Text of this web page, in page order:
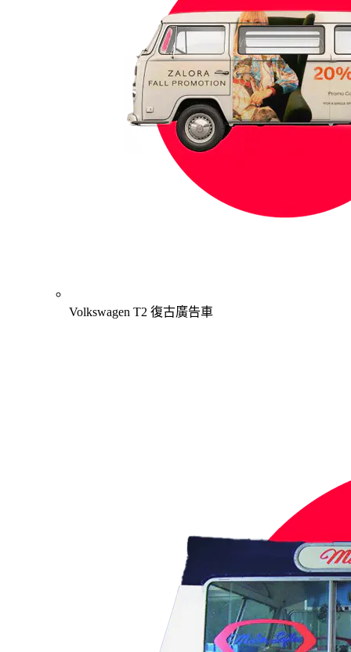
Volkswagen T2 復古廣告車